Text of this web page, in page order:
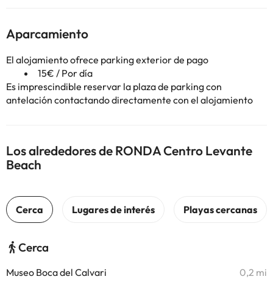
Aparcamiento
El alojamiento ofrece parking exterior de pago
15€ / Por día
Es imprescindible reservar la plaza de parking con
antelación contactando directamente con el alojamiento
Los alrededores de RONDA Centro Levante
Beach
Cerca
Museo Boca del Calvari 0,2 mi